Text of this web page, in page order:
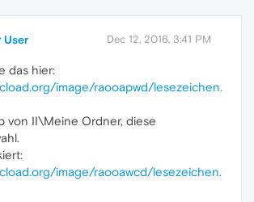
User Dec 12, 2016, 3:41 PM
das hier:
image/raooapwd/lesezeichen.
von II\Meine Ordner, diese
image/raooawcd/lesezeichen.